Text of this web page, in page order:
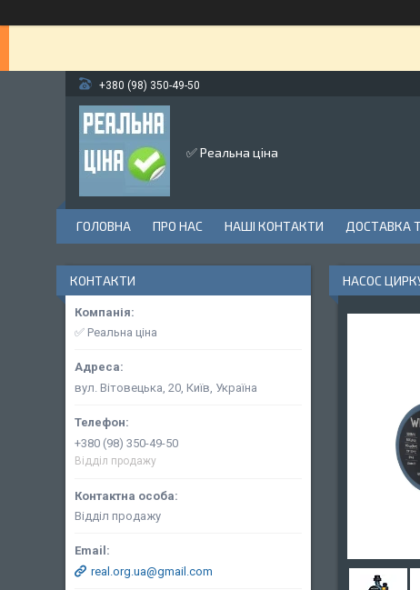
+380 (98) 350-49-50
✅ Реальна ціна
ГОЛОВНА ПРО НАС НАШІ КОНТАКТИ ДОСТАВКА
НАСОС
КОНТАКТИ
✅ Реальна ціна
вул. Вітовецька, 20, Київ, Україна
+380 (98) 350-49-50
Відділ продажу
Відділ продажу
real.org.ua@gmail.com